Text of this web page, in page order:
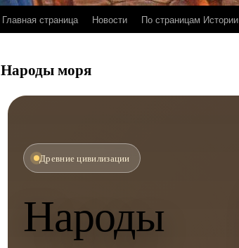
Главная страница Новости По страницам Истории
Народы моря
Древние цивилизации
Народы